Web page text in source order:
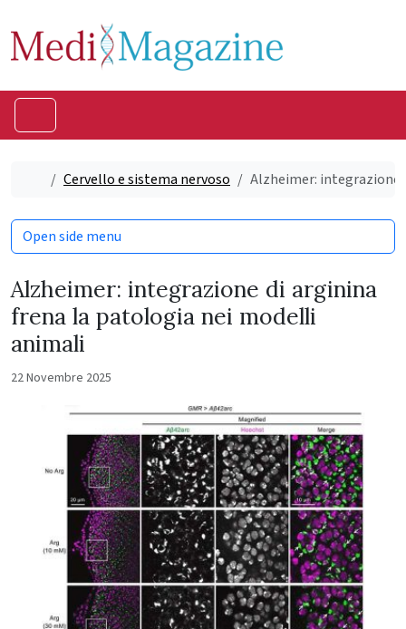
Home
Cervello e sistema nervoso Alzheimer:
Alzheimer: integrazione di arginina
frena la patologia nei modelli
animali
22 Novembre 2025
Open side menu